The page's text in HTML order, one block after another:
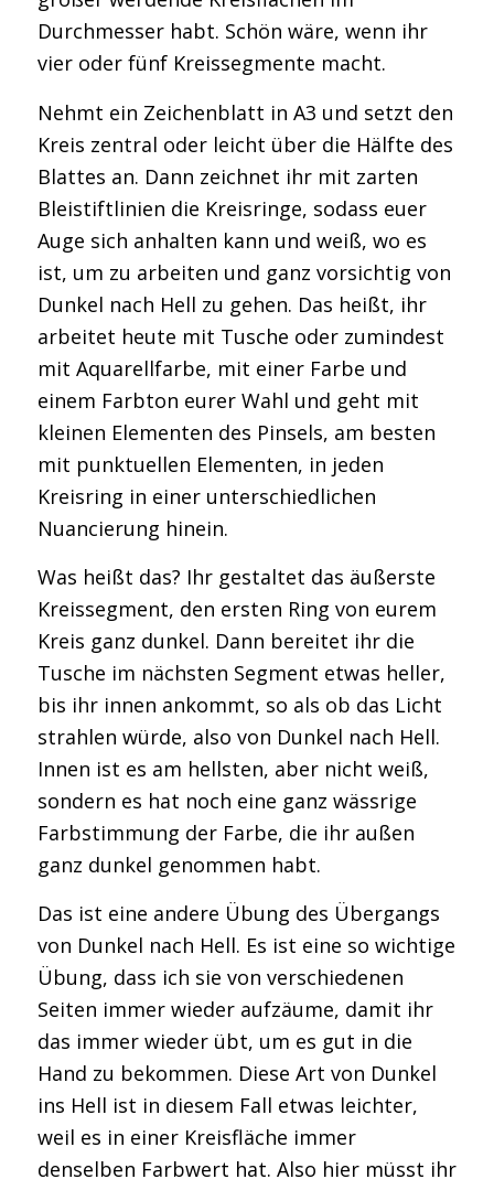
Durchmesser habt. Schön wäre, wenn ihr
vier oder fünf Kreissegmente macht.
Nehmt ein Zeichenblatt in A3 und setzt den
Kreis zentral oder leicht über die Hälfte des
Blattes an. Dann zeichnet ihr mit zarten
Bleistiftlinien die Kreisringe, sodass euer
Auge sich anhalten kann und weiß, wo es
ist, um zu arbeiten und ganz vorsichtig von
Dunkel nach Hell zu gehen. Das heißt, ihr
arbeitet heute mit Tusche oder zumindest
mit Aquarellfarbe, mit einer Farbe und
einem Farbton eurer Wahl und geht mit
kleinen Elementen des Pinsels, am besten
mit punktuellen Elementen, in jeden
Kreisring in einer unterschiedlichen
Nuancierung hinein.
Was heißt das? Ihr gestaltet das äußerste
Kreissegment, den ersten Ring von eurem
Kreis ganz dunkel. Dann bereitet ihr die
Tusche im nächsten Segment etwas heller,
bis ihr innen ankommt, so als ob das Licht
strahlen würde, also von Dunkel nach Hell.
Innen ist es am hellsten, aber nicht weiß,
sondern es hat noch eine ganz wässrige
Farbstimmung der Farbe, die ihr außen
ganz dunkel genommen habt.
Das ist eine andere Übung des Übergangs
von Dunkel nach Hell. Es ist eine so wichtige
Übung, dass ich sie von verschiedenen
Seiten immer wieder aufzäume, damit ihr
das immer wieder übt, um es gut in die
Hand zu bekommen. Diese Art von Dunkel
ins Hell ist in diesem Fall etwas leichter,
weil es in einer Kreisfläche immer
denselben Farbwert hat. Also hier müsst ihr